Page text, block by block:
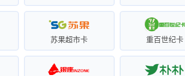
苏果超市卡 重百世纪卡